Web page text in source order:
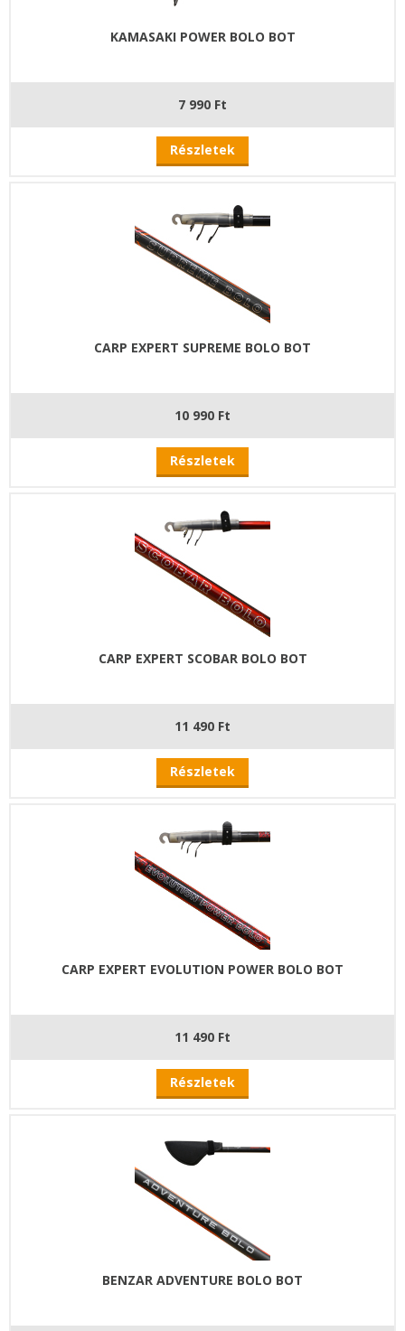
KAMASAKI POWER BOLO BOT
7 990 Ft
Részletek
CARP EXPERT SUPREME BOLO BOT
10 990 Ft
Részletek
CARP EXPERT SCOBAR BOLO BOT
11 490 Ft
Részletek
CARP EXPERT EVOLUTION POWER BOLO BOT
11 490 Ft
Részletek
BENZAR ADVENTURE BOLO BOT